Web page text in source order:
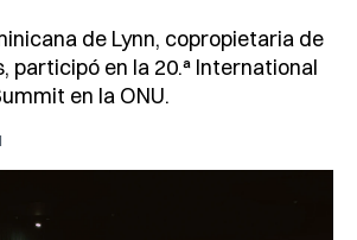
de Lynn, copropietaria de
participó en la 20.ª International
en la ONU.